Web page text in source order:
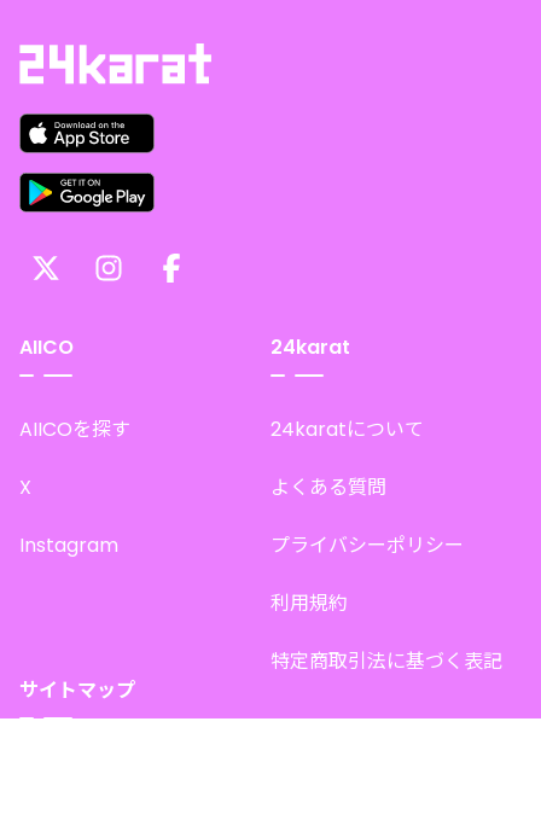
AIICO
AIICOを探す
X
Instagram
24karat
24karatについて
よくある質問
プライバシーポリシー
利用規約
特定商取引法に基づく表記
サイトマップ